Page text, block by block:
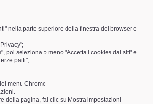
nella parte superiore della finestra del browser e
poi seleziona o meno "Accetta i cookies dai siti" e
parti";
menu Chrome
della pagina, fai clic su Mostra impostazioni